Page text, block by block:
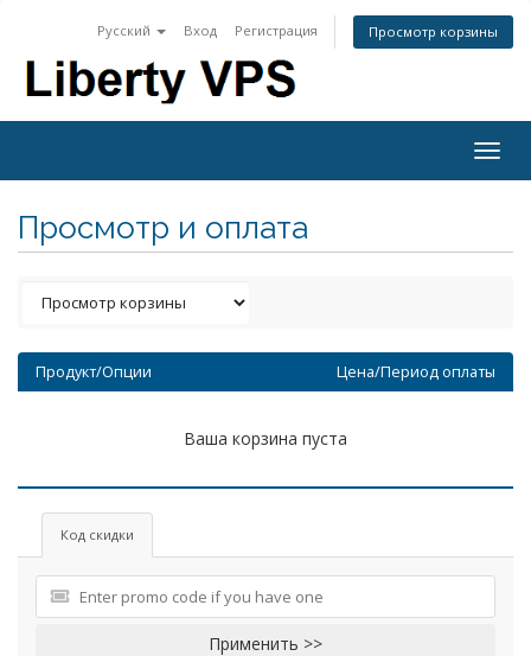
Русский Вход Регистрация Просмотр корзины
Просмотр и оплата
Продукт/Опции Цена/Период оплаты
Ваша корзина пуста
Код скидки
Применить >>